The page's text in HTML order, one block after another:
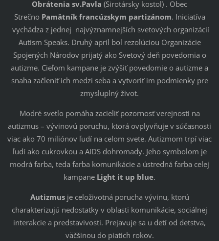
Obrátenia sv.Pavla (Sirotársky kostol) . Obec
Strečno Pamätník francúzskym partizánom. Iniciatíva
vychádza z jednej najvýznamnejších svetových organizácií
Autism Speaks. Druhý apríl bol rezolúciou Organizácie
Spojených Národov prijatý ako Svetový deň povedomia o
autizme. Cieľom kampane je zvýšiť povedomie o autizme a
snaha začleniť ich medzi seba a vytvoriť im podmienky pre
zmysluplný život.
Modré svetlo pomáha zacieliť pozornosť verejnosti na
autizmus – vývinovú poruchu, ktorá ovplyvňuje v súčasnosti
viac ako 70 miliónov ľudí na celom svete. Autizmom trpí viac
ľudí ako cukrovkou a AIDS dohromady. Jeho symbolom je
modrá farba, teda farba komunikácie a ústredná farba celej
kampane Light it up blue.
Autizmusje celoživotná porucha vývinu, ktorú
charakterizujú nedostatky v oblasti komunikácie, sociálnej
interakcie a predstavivosti. Prejavuje sa u detí od detstva,
väčšinou do piatich rokov.